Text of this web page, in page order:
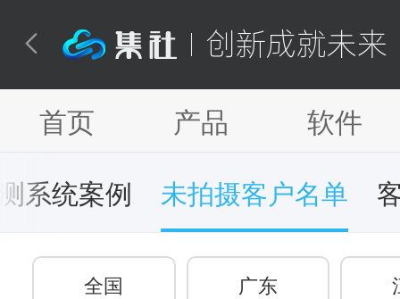
创新成就未来

首页 产品 软件
系统案例 未拍摄客户名单
全国 广东